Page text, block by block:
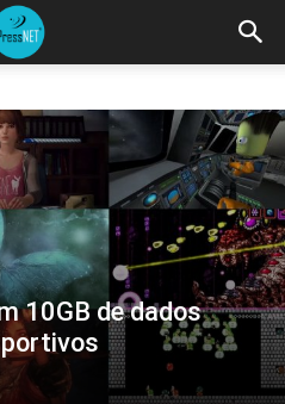
10GB de dados